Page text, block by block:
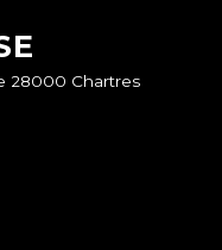
28000 Chartres